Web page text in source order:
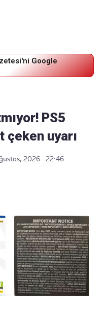
Google
PS5
çeken uyarı
2026 - 22:46